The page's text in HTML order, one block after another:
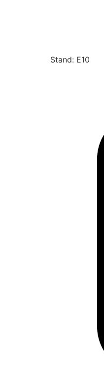
Stand: E10